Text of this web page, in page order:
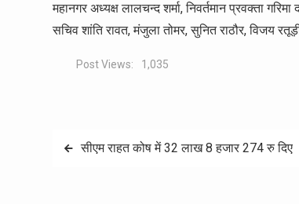
महानगर अध्यक्ष लालचन्द शर्मा, निवर्तमान प्रवक्ता
सचिव शांति रावत, मंजुला तोमर, सुनित राठौर, विजय
Post Views: 1,035
Postसीएम राहत कोष में 32 लाख 8 हजार 274 रु दिए